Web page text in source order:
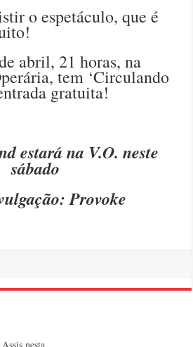
o espetáculo, que é
abril, 21 horas, na
tem ‘Circulando
gratuita!
estará na V.O. neste
sábado
Provoke